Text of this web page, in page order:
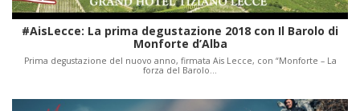
#AisLecce: La prima degustazione 2018 con Il Barolo di
Monforte d’Alba
Prima degustazione del nuovo anno, firmata Ais Lecce, con “Monforte – La
forza del Barolo…